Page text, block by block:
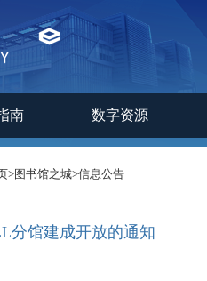
南 数字资源
>图书馆之城>信息公告
分馆建成开放的通知